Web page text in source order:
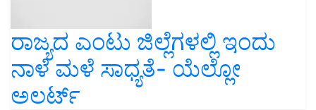
ರಾಜ್ಯದ ಎಂಟು ಜಿಲ್ಲೆಗಳಲ್ಲಿ ಇಂದು
ನಾಳೆ ಮಳೆ ಸಾಧ್ಯತೆ- ಯೆಲ್ಲೋ
ಅಲರ್ಟ್